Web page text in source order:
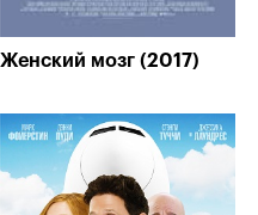
Женский мозг (2017)